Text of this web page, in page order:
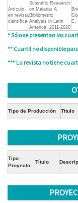
Artículo
en revista
científica
Scientific Research
on Malaria: A
Bibliometric
Analysis in Latin
America, 2011-2020
C.
* Sólo se presentan los
** Cuartil no disponible
*** La revista no tiene
Tipo de Producción Título
Tipo
Proyecto
Título